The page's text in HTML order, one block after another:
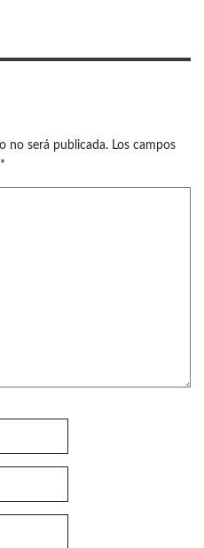
no será publicada. Los campos
*